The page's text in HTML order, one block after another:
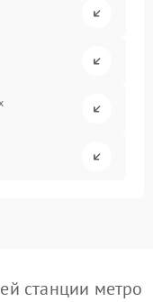
станции метро